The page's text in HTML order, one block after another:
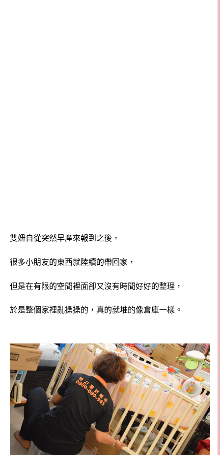
雙妞自從突然早產來報到之後，
很多小朋友的東西就陸續的帶回家，
但是在有限的空間裡面卻又沒有時間好好的整理，
於是整個家裡亂操操的，真的就堆的像倉庫一樣。